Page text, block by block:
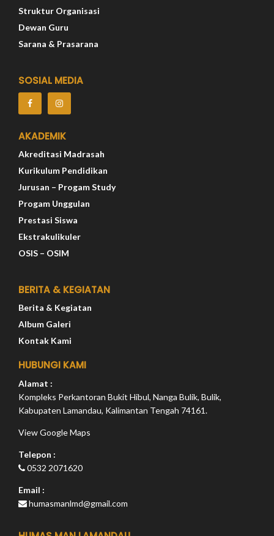
Struktur Organisasi
Dewan Guru
Sarana & Prasarana
SOSIAL MEDIA
AKADEMIK
Akreditasi Madrasah
Kurikulum Pendidikan
Jurusan – Progam Study
Progam Unggulan
Prestasi Siswa
Ekstrakulikuler
OSIS – OSIM
BERITA & KEGIATAN
Berita & Kegiatan
Album Galeri
Kontak Kami
HUBUNGI KAMI
Alamat :
Kompleks Perkantoran Bukit Hibul, Nanga Bulik, Bulik,
Kabupaten Lamandau, Kalimantan Tengah 74161.
View Google Maps
Telepon :
0532 2071620
Email :
humasmanlmd@gmail.com